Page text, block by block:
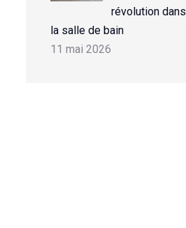
révolution dans
la salle de bain
11 mai 2026